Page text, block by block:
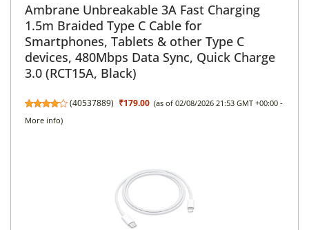
Ambrane Unbreakable 3A Fast Charging
1.5m Braided Type C Cable for
Smartphones, Tablets & other Type C
devices, 480Mbps Data Sync, Quick Charge
3.0 (RCT15A, Black)
(40537889) ₹179.00 (as of 02/08/2026 21:53 GMT +00:00 -
More info)